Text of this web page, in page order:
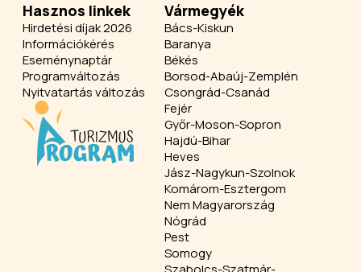
Hasznos linkek
Hirdetési díjak 2026
Információkérés
Eseménynaptár
Programváltozás
Nyitvatartás változás
Vármegyék
Bács-Kiskun
Baranya
Békés
Borsod-Abaúj-Zemplén
Csongrád-Csanád
Fejér
Győr-Moson-Sopron
Hajdú-Bihar
Heves
Jász-Nagykun-Szolnok
Komárom-Esztergom
Nem Magyarország
Nógrád
Pest
Somogy